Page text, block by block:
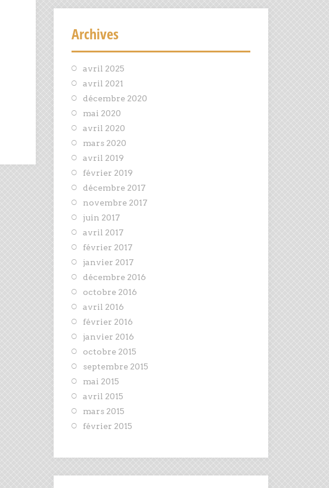
Archives
avril 2025
avril 2021
décembre 2020
mai 2020
avril 2020
mars 2020
avril 2019
février 2019
décembre 2017
novembre 2017
juin 2017
avril 2017
février 2017
janvier 2017
décembre 2016
octobre 2016
avril 2016
février 2016
janvier 2016
octobre 2015
septembre 2015
mai 2015
avril 2015
mars 2015
février 2015